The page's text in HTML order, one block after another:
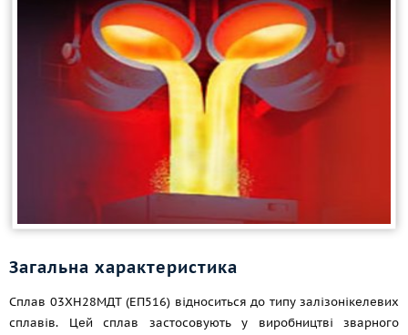
Загальна характеристика
Сплав 03ХН28МДТ (ЕП516) відноситься до типу залізонікелевих
сплавів. Цей сплав застосовують у виробництві зварного